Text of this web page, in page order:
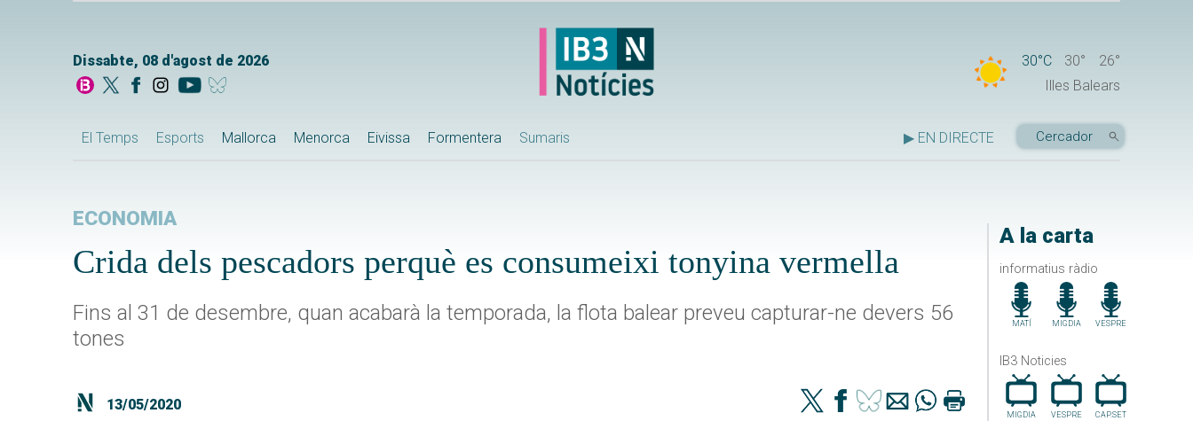
Dissabte, 08 d'agost de 2026 30°C 30°
26°
Illes Balears
El Temps Esports Mallorca Menorca Eivissa Formentera Sumaris ▶ EN DIRECTE
A la carta
informatius ràdio
MATÍ MIGDIA VESPRE
IB3 Noticies
MIGDIA VESPRE CAP.SET
ECONOMIA
Crida dels pescadors perquè es consumeixi tonyina vermella
Fins al 31 de desembre, quan acabarà la temporada, la flota balear preveu capturar-ne devers 56
tones
13/05/2020